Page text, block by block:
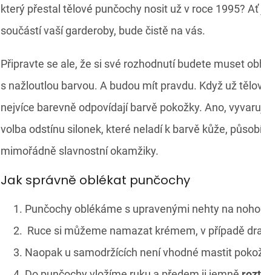
který přestal tělové punčochy nosit už v roce 1995?
součástí vaší garderoby, bude čistě na vás.
Připravte se ale, že si své rozhodnutí budete muset
s nažloutlou barvou. A budou mít pravdu. Když už
nejvíce barevně odpovídají barvě pokožky. Ano,
volba odstínu silonek, které neladí k barvě kůže,
mimořádně slavnostní okamžiky.
Jak správně oblékat punčochy
Punčochy oblékáme s upravenými nehty na
Ruce si můžeme namazat krémem, v případě
Naopak u samodržících není vhodné mastit